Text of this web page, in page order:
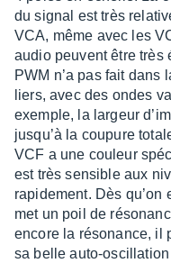
du signal est très
VCA, même avec les
audio peuvent être très
PWM n’a pas fait
liers, avec des ondes
exemple, la largeur
jusqu’à la coupure
VCF a une couleur
est très sensible aux
rapi­de­ment. Dès qu’on
met un poil de
encore la réso­nance, il
sa belle auto-oscil­la­tion